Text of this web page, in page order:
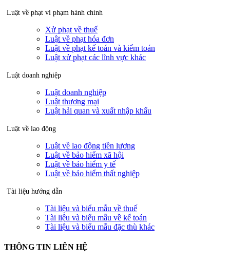
Luật về phạt vi phạm hành chính
Xử phạt về thuế
Luật về phạt hóa đơn
Luật về phạt kế toán và kiểm toán
Luật xử phạt các lĩnh vực khác
Luật doanh nghiệp
Luật doanh nghiệp
Luật thương mại
Luật hải quan và xuất nhập khẩu
Luật về lao động
Luật về lao động tiền lương
Luật về bảo hiểm xã hội
Luật về bảo hiểm y tế
Luật về bảo hiểm thất nghiệp
Tài liệu hướng dẫn
Tài liệu và biểu mẫu về thuế
Tài liệu và biểu mẫu về kế toán
Tài liệu và biểu mẫu đặc thù khác
THÔNG TIN LIÊN HỆ